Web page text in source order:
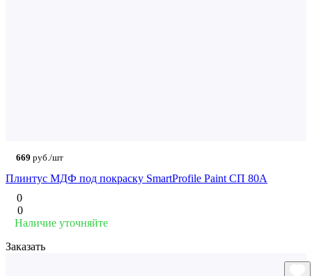
669 руб./шт
Плинтус МДФ под покраску SmartProfile Paint СП 80А
0
0
Наличие уточняйте
Заказать